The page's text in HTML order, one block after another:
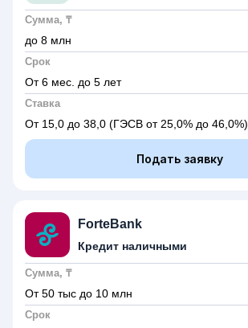
Сумма, ₸
до 8 млн
Срок
От 6 мес. до 5 лет
Ставка
От 15,0 до 38,0 (ГЭСВ от 25,0% до 46,0%)
Подать заявку
ForteBank
Кредит наличными
Сумма, ₸
От 50 тыс до 10 млн
Срок